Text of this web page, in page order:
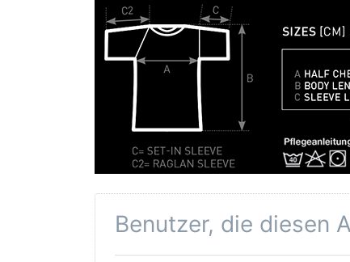
Benutzer, die diesen